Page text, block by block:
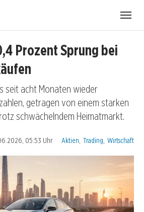
Prozent Sprung bei
seit acht Monaten wieder
getragen von einem starken
schwächelndem Heimatmarkt.
05:53 Uhr Kategorien:
Aktien Trading Wirtschaft